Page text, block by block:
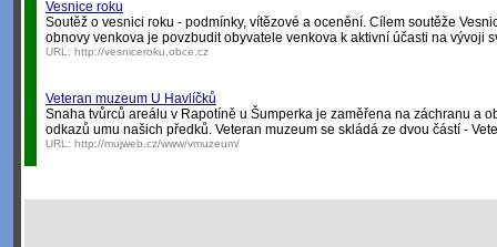
Vesnice roku
Soutěž o vesnici roku - podmínky, vítězové a ocenění. Cílem soutěže
obnovy venkova je povzbudit obyvatele venkova k aktivní účasti na vývoji
URL: http://vesniceroku.obce.cz
Veteran muzeum U Havlíčků
Snaha tvůrců areálu v Rapotíně u Šumperka je zaměřena na záchranu a
odkazů umu našich předků. Veteran muzeum se skládá ze dvou částí -
URL: http://mujweb.cz/www/vmuzeum/